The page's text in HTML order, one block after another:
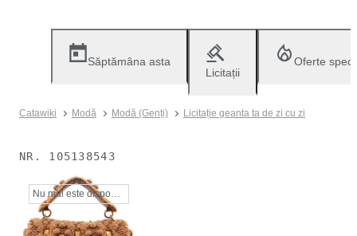
Săptămâna asta
Licitații
Oferte
Catawiki Modă Modă (Genți) Licitație geanta ta de zi cu zi
NR. 105138543
Nu mai este disponibil